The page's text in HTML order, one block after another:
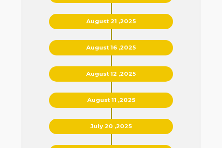
August 21 ,2025
August 16 ,2025
August 12 ,2025
August 11 ,2025
July 20 ,2025